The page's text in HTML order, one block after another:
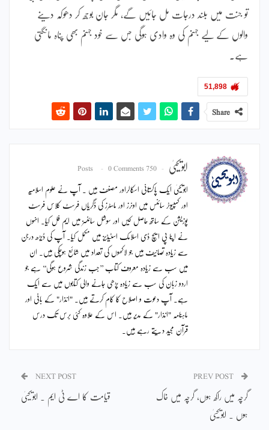
تو جنت میں بلند درجات مل جائیں گے، مگر جان بوجھ کر دھوکہ دینے
والوں کے لیے جہنم کی وہ وادی ہوگی جس سے خود جہنم بھی پناہ مانگتی
ہے۔
51,898
Share
ابویحییٰ 750 Posts
0 Comments
ابویحییٰ ایک پاکستانی اسکالراور مصنف ہیں ۔ آپ نے علوم اسلامیہ
اور کمپیوٹر سائنس میں اونرز اور ماسٹرز کی ڈگریاں فرسٹ کلاس فرسٹ
پوزیشن کے ساتھ حاصل کیں اور سوشل سائنسز میں ایم فل کیا۔ انہوں
نے اپنا پی ایچ ڈی اسلامک اسٹیڈیز میں مکمل کیا۔ آپ کی ڈیڑھ درجن
سے زیادہ تصانیف ہیں جو لاکھوں کی تعداد میں شائع ہوچکی ہیں۔ ان
میں سب سے زیادہ معروف کتاب ’’جب زندگی شروع ہوگی‘‘ ہے جو
اردو زبان کی سب سے زیادہ پڑھی جانے والی کتابوں میں سے ایک
ہے۔ آپ دعوت و اصلاح کا کام کرتے ہیں۔ "انذار" کے بانی اور
ماہنامہ "انذار" کے مدیر ہیں۔ اس کے علاوہ کئی برس تک درس
قرآن مجید دیتے رہے ہیں۔
گرچہ میں راکھ ہوں، گرچہ میں خاک
ہوں ۔ ابویحییٰ
NEXT POST
قیامت کا اے ٹی ایم ۔ ابویحییٰ